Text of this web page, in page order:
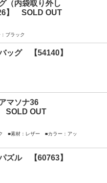
（内袋取り外し
】 SOLD OUT
ブラック
ッグ 【54140】
マソナ36
SOLD OUT
■素材：レザー ■カラー：アッ
ズル 【60763】